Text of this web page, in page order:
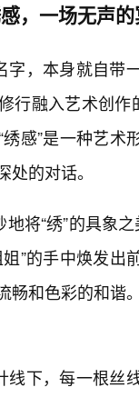
，一场无声
字，本身就自
行融入艺术创
感”是一种艺
的对话。
地将“绣”的具象
”的手中焕发
畅和色彩的和谐
线下，每一根